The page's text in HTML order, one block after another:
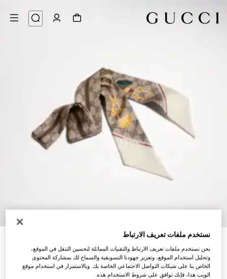
ربطة من تويل الحرير مزيّن بطبعات
SAR 1,250
نستخدم ملفات تعريف الارتباط
نحن نستخدم ملفات تعريف الارتباط والتقنيات المماثلة لتحسين التنقل في الموقع،
وتحليل استخدام الموقع، وتعزيز جهودنا التسويقية والسماح لك بمشاركة المحتوى
الخاص بنا على شبكات التواصل الاجتماعي الخاصة بك. وبالاستمرار في استخدام موقع
الويب هذا، فإنك توافق على شروط الاستخدام هذه.